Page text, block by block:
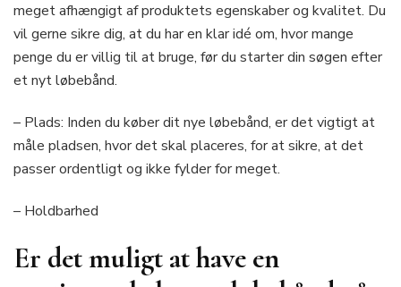
meget afhængigt af produktets egenskaber og kvalitet. Du
vil gerne sikre dig, at du har en klar idé om, hvor mange
penge du er villig til at bruge, før du starter din søgen efter
et nyt løbebånd.
– Plads: Inden du køber dit nye løbebånd, er det vigtigt at
måle pladsen, hvor det skal placeres, for at sikre, at det
passer ordentligt og ikke fylder for meget.
– Holdbarhed
Er det muligt at have en